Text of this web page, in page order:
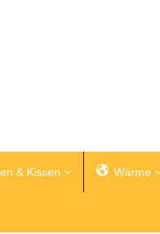
& Kissen Wärme